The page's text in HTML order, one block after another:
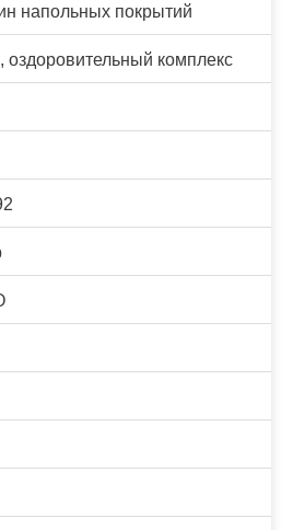
напольных покрытий
оздоровительный комплекс